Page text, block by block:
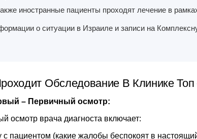
иностранные пациенты проходят лечение в
о ситуации в Израиле и записи на
Обследование В Клинике
– Первичный осмотр:
осмотр врача диагноста включает:
с пациентом (какие жалобы беспокоят в